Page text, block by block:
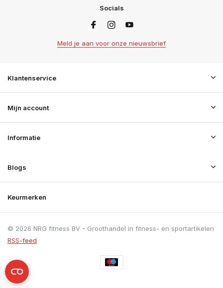
Socials
Meld je aan voor onze nieuwsbrief
Klantenservice
Mijn account
Informatie
Blogs
Keurmerken
© 2026 NRG fitness BV - Groothandel in fitness- en sportartikelen
RSS-feed